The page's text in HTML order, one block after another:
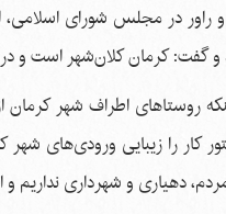
و راور در مجلس شورای
و گفت: کرمان کلان‌شهر است و
کار را زیبایی ورودی‌های
دهیاری و شهرداری